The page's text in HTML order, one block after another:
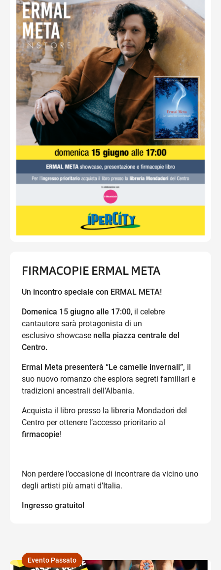
Ottieni indicazioni stradali
FIRMACOPIE ERMAL META
Un incontro speciale con ERMAL META!
Domenica 15 giugno alle 17:00, il celebre
cantautore sarà protagonista di un
esclusivo showcase nella piazza centrale del
Centro.
Ermal Meta presenterà “Le camelie invernali”, il
suo nuovo romanzo che esplora segreti familiari e
tradizioni ancestrali dell’Albania.
Acquista il libro presso la libreria Mondadori del
Centro per ottenere l’accesso prioritario al
firmacopie!
Non perdere l’occasione di incontrare da vicino uno
degli artisti più amati d’Italia.
Ingresso gratuito!
,
Evento Passato